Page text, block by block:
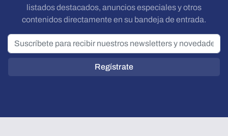
listados destacados, anuncios especiales y otros
contenidos directamente en su bandeja de entrada.
Regístrate